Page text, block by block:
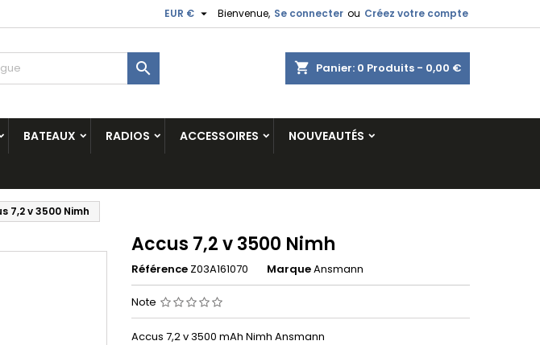
Bienvenue, Se connecter ou Créez votre compte
EUR € 
shopping_cart Panier: 0 Produits - 0,00 €

BATEAUX RADIOS ACCESSOIRES NOUVEAUTÉS
7,2 v 3500 Nimh
Accus 7,2 v 3500 Nimh
Référence Z03A161070 MarqueAnsmann
Note
Accus 7,2 v 3500 mAh Nimh Ansmann